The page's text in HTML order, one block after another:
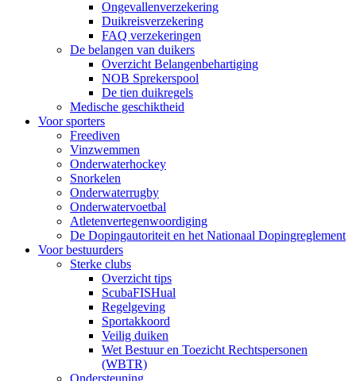
Ongevallenverzekering
Duikreisverzekering
FAQ verzekeringen
De belangen van duikers
Overzicht Belangenbehartiging
NOB Sprekerspool
De tien duikregels
Medische geschiktheid
Voor sporters
Freediven
Vinzwemmen
Onderwaterhockey
Snorkelen
Onderwaterrugby
Onderwatervoetbal
Atletenvertegenwoordiging
De Dopingautoriteit en het Nationaal Dopingreglement
Voor bestuurders
Sterke clubs
Overzicht tips
ScubaFISHual
Regelgeving
Sportakkoord
Veilig duiken
Wet Bestuur en Toezicht Rechtspersonen
(WBTR)
Ondersteuning